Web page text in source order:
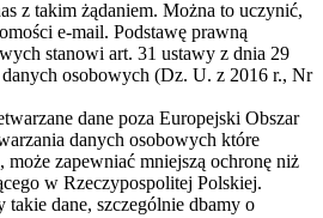
z takim żądaniem. Można to uczynić,
e-mail. Podstawę prawną
stanowi art. 31 ustawy z dnia 29
osobowych (Dz. U. z 2016 r., Nr
dane poza Europejski Obszar
danych osobowych które
zapewniać mniejszą ochronę niż
w Rzeczypospolitej Polskiej.
takie dane, szczególnie dbamy o